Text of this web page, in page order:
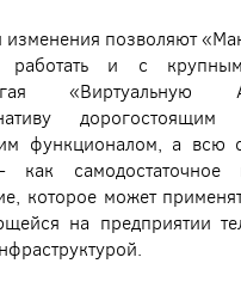
изменения позволяют
работать и с
функционалом, а всю
самодостаточное
которое может
на предприятии